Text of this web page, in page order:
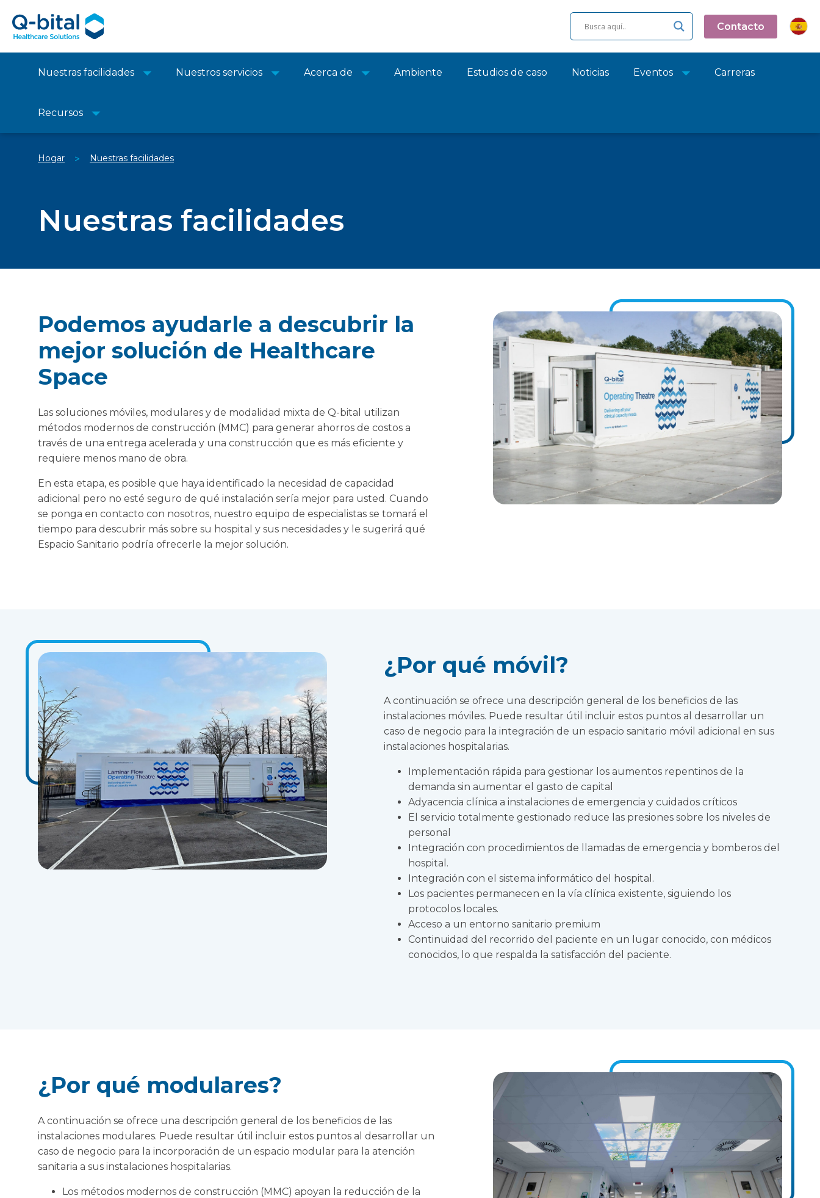
Contacto
Nuestras facilidades Nuestros servicios Acerca de Ambiente Estudios de caso Noticias Eventos Carreras
Recursos
Hogar > Nuestras facilidades
Nuestras facilidades
Podemos ayudarle a descubrir la
mejor solución de Healthcare
Space
Las soluciones móviles, modulares y de modalidad mixta de Q-bital utilizan
métodos modernos de construcción (MMC) para generar ahorros de costos a
través de una entrega acelerada y una construcción que es más eficiente y
requiere menos mano de obra.
En esta etapa, es posible que haya identificado la necesidad de capacidad
adicional pero no esté seguro de qué instalación sería mejor para usted. Cuando
se ponga en contacto con nosotros, nuestro equipo de especialistas se tomará el
tiempo para descubrir más sobre su hospital y sus necesidades y le sugerirá qué
Espacio Sanitario podría ofrecerle la mejor solución.
¿Por qué móvil?
A continuación se ofrece una descripción general de los beneficios de las
instalaciones móviles. Puede resultar útil incluir estos puntos al desarrollar un
caso de negocio para la integración de un espacio sanitario móvil adicional en sus
instalaciones hospitalarias.
Implementación rápida para gestionar los aumentos repentinos de la
demanda sin aumentar el gasto de capital
Adyacencia clínica a instalaciones de emergencia y cuidados críticos
El servicio totalmente gestionado reduce las presiones sobre los niveles de
personal
Integración con procedimientos de llamadas de emergencia y bomberos del
hospital.
Integración con el sistema informático del hospital.
Los pacientes permanecen en la vía clínica existente, siguiendo los
protocolos locales.
Acceso a un entorno sanitario premium
Continuidad del recorrido del paciente en un lugar conocido, con médicos
conocidos, lo que respalda la satisfacción del paciente.
¿Por qué modulares?
A continuación se ofrece una descripción general de los beneficios de las
instalaciones modulares. Puede resultar útil incluir estos puntos al desarrollar un
caso de negocio para la incorporación de un espacio modular para la atención
sanitaria a sus instalaciones hospitalarias.
Los métodos modernos de construcción (MMC) apoyan la reducción de la